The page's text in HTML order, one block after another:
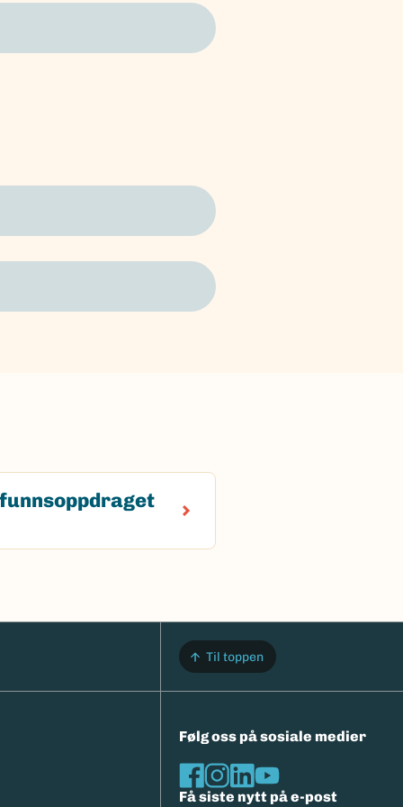
Til toppen
Følg oss på sosiale medier
Få siste nytt på e-post